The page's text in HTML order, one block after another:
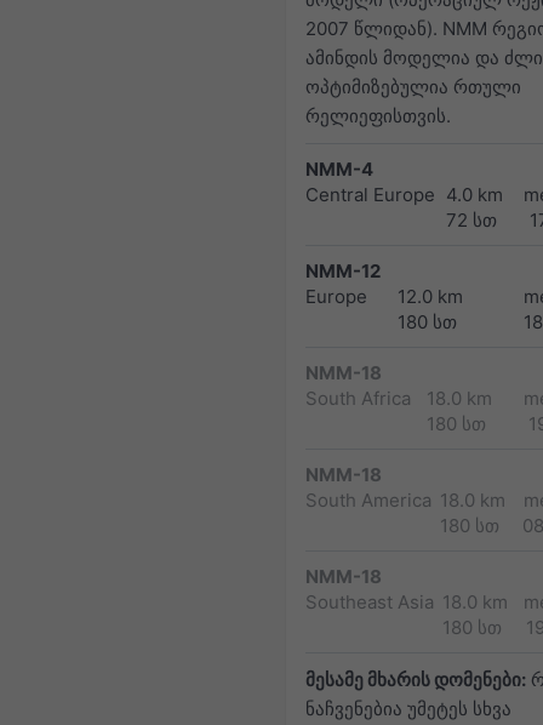
2007 წლიდან). NMM
ამინდის მოდელია და
ოპტიმიზებულია რთული
რელიეფისთვის.
NMM-4
Central Europe 4.0 km
72 სთ
NMM-12
Europe
12.0 km
180 სთ
NMM-18
South Africa
18.0 km
180 სთ
NMM-18
South America 18.0 km
180 სთ
NMM-18
Southeast Asia 18.0 km
180 სთ
მესამე მხარის დომენები:
ნაჩვენებია უმეტეს სხვა